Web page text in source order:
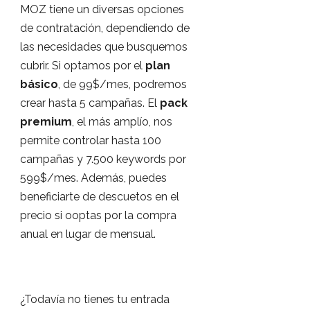
MOZ tiene un diversas opciones
de contratación, dependiendo de
las necesidades que busquemos
cubrir. Si optamos por el plan
básico , de 99$/mes, podremos
crear hasta 5 campañas. El pack
premium , el más amplío, nos
permite controlar hasta 100
campañas y 7.500 keywords por
599$/mes. Además, puedes
beneficiarte de descuetos en el
precio si ooptas por la compra
anual en lugar de mensual.
¿Todavía no tienes tu entrada